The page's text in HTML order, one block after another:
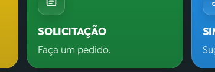
SOLICITAÇÃO
Faça um pedido.